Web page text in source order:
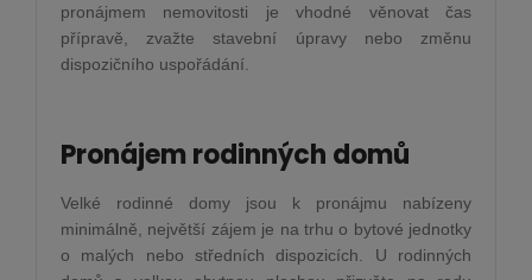
pronájmem nemovitosti je vhodné věnovat čas
přípravě, zvažte stavební úpravy nebo změnu
dispozičního uspořádání.
Pronájem rodinných domů
Velké rodinné domy jsou k pronájmu nabízeny
minimálně, největší zájem je na trhu o bytové jednotky
o malých nebo středních dispozicích. U rodinných